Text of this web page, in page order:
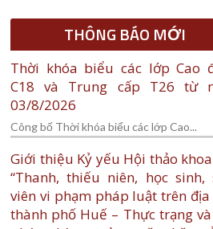
THÔNG BÁO MỚI
Thời khóa biểu các lớp Cao
C18 và Trung cấp T26 từ
03/8/2026
Công bố Thời khóa biểu các lớp Cao...
Giới thiệu Kỷ yếu Hội thảo
“Thanh, thiếu niên, học sinh,
viên vi phạm pháp luật trên
thành phố Huế – Thực trạng